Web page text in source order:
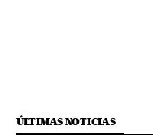
ÚLTIMAS NOTICIAS